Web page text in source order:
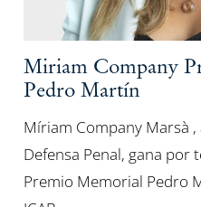
Miriam Company
Pedro Martín
Míriam Company Marsà
Defensa Penal, gana por
Premio Memorial Pedro